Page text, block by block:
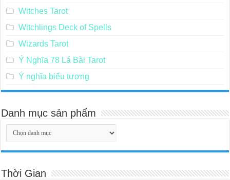
Witches Tarot
Witchlings Deck of Spells
Wizards Tarot
Ý Nghĩa 78 Lá Bài Tarot
Ý nghĩa biểu tượng
Danh mục sản phẩm
Thời Gian